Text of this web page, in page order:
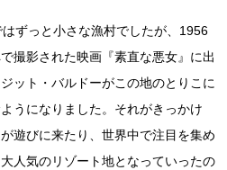
ずっと小さな漁村でしたが、1956
撮影された映画『素直な悪女』に出
ット・バルドーがこの地のとりこに
うになりました。それがきっかけ
遊びに来たり、世界中で注目を集め
人気のリゾート地となっていったの